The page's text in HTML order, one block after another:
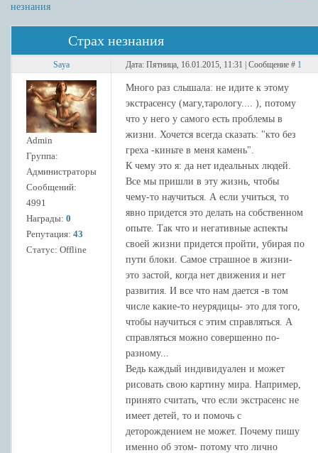
незнания
Страх незнания
Saya Дата: Пятница, 16.01.2015, 11:31 | Сообщение # 1
Admin
Группа:
Администраторы
Сообщений:
4991
Награды: 0
Репутация: 43
Статус: Offline
Много раз слышала: не идите к этому
экстрасенсу (магу,тарологу.... ), потому
что у него у самого есть проблемы в
жизни. Хочется всегда сказать: "кто без
греха -киньте в меня камень".
К чему это я: да нет идеальных людей.
Все мы пришли в эту жизнь, чтобы
чему-то научиться. А если учиться, то
явно придется это делать на собственном
опыте. Так что и негативные аспекты
своей жизни придется пройти, убирая по
пути блоки. Самое страшное в жизни-
это застой, когда нет движения и нет
развития. И все что нам дается -в том
числе какие-то неурядицы- это для того,
чтобы научиться с этим справляться. А
справляться можно совершенно по-
разному...
Ведь каждый индивидуален и может
рисовать свою картину мира. Например,
принято считать, что если экстрасенс не
имеет детей, то и помочь с
деторождением не может. Почему пишу
именно об этом- потому что лично